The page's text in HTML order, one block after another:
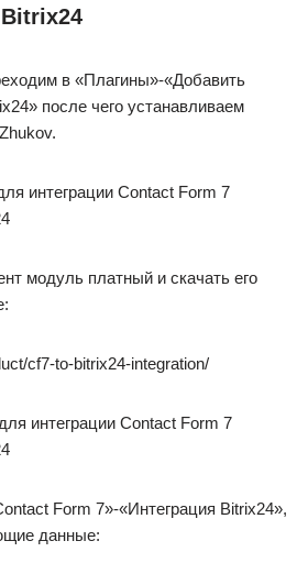
Bitrix24
в «Плагины»-«Добавить
после чего устанавливаем
модуль платный и скачать его
cf7-to-bitrix24-integration/
Form 7»-«Интеграция Bitrix24»,
данные: